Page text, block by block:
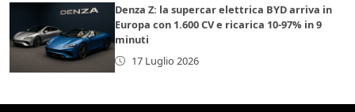
Denza Z: la supercar elettrica BYD arriva in
Europa con 1.600 CV e ricarica 10-97% in 9
minuti
17 Luglio 2026